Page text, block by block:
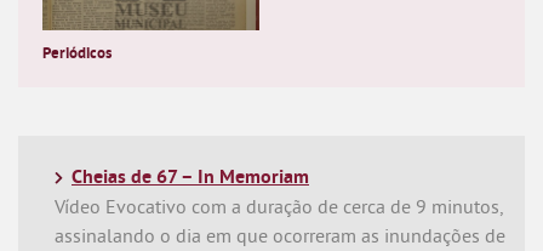
Periódicos
Cheias de 67 – In Memoriam
Vídeo Evocativo com a duração de cerca de 9 minutos,
assinalando o dia em que ocorreram as inundações de